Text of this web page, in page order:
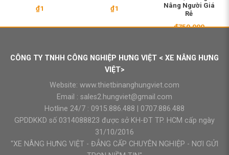
₫1 ₫1
Nâng Người Giá
Rẻ
₫750.000
CÔNG TY TNHH CÔNG NGHIỆP HƯNG VIỆT < XE NÂNG HƯNG
VIỆT>
Website: www.thietbinanghungviet.com
Email : sales2.hungviet@gmail.com
Hotline 24/7 : 0915.886.488
0707.886.488
GPDDKKD số 0314088823 được sở KH-ĐT TP. HCM cấp ngày
31/10/2016
"XE NÂNG HƯNG VIỆT - ĐẲNG CẤP CHUYÊN NGHIỆP - NƠI GỬI